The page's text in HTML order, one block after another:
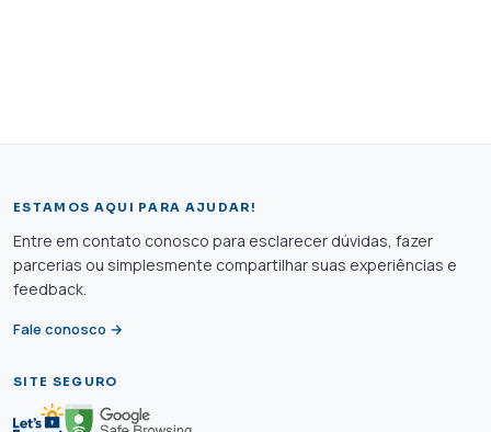
ESTAMOS AQUI PARA AJUDAR!
Entre em contato conosco para esclarecer dúvidas, fazer
parcerias ou simplesmente compartilhar suas experiências e
feedback.
Fale conosco →
SITE SEGURO